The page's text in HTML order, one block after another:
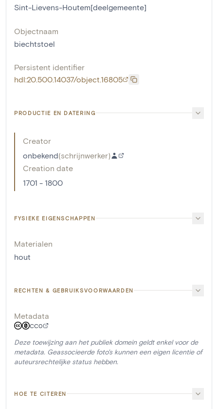
Sint-Lievens-Houtem[deelgemeente]
Objectnaam
biechtstoel
Persistent identifier
hdl:20.500.14037/object.16805
PRODUCTIE EN DATERING
Creator
onbekend(schrijnwerker)
Creation date
1701 - 1800
FYSIEKE EIGENSCHAPPEN
Materialen
hout
RECHTEN & GEBRUIKSVOORWAARDEN
Metadata
CC0
Deze toewijzing aan het publiek domein geldt enkel voor de
metadata. Geassocieerde foto's kunnen een eigen licentie of
auteursrechtelijke status hebben.
HOE TE CITEREN